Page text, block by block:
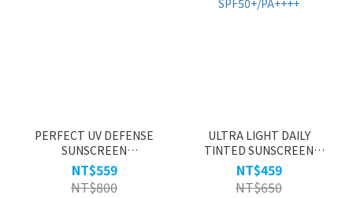
PERFECT UV DEFENSE
SUNSCREEN
SPF50+/PA++++
NT$559
NT$800
ULTRA LIGHT DAILY
TINTED SUNSCREEN
SPF50+/PA++++
NT$459
NT$650